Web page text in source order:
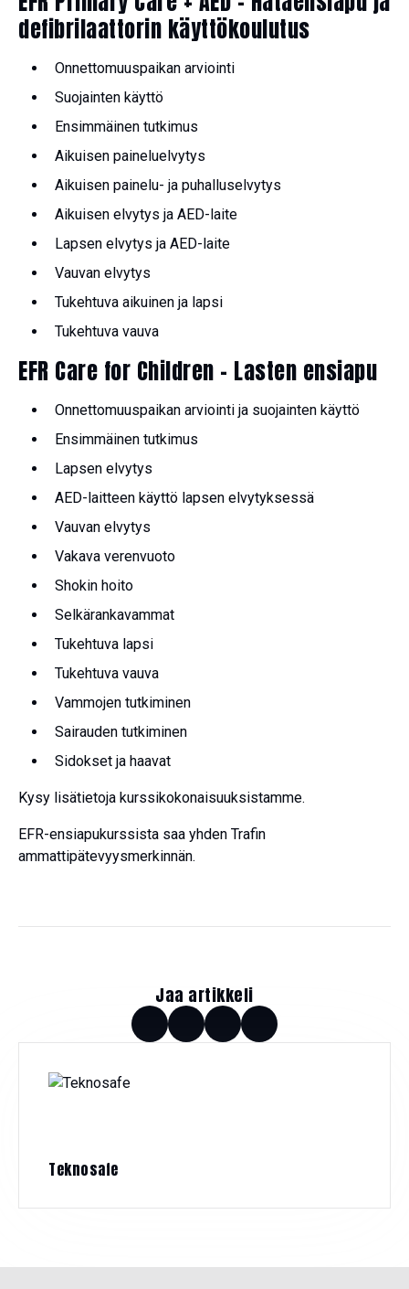
defibrilaattorin käyttökoulutus
Onnettomuuspaikan arviointi
Suojainten käyttö
Ensimmäinen tutkimus
Aikuisen paineluelvytys
Aikuisen painelu- ja puhalluselvytys
Aikuisen elvytys ja AED-laite
Lapsen elvytys ja AED-laite
Vauvan elvytys
Tukehtuva aikuinen ja lapsi
Tukehtuva vauva
EFR Care for Children – Lasten ensiapu
Onnettomuuspaikan arviointi ja suojainten käyttö
Ensimmäinen tutkimus
Lapsen elvytys
AED-laitteen käyttö lapsen elvytyksessä
Vauvan elvytys
Vakava verenvuoto
Shokin hoito
Selkärankavammat
Tukehtuva lapsi
Tukehtuva vauva
Vammojen tutkiminen
Sairauden tutkiminen
Sidokset ja haavat
Kysy lisätietoja kurssikokonaisuuksistamme.
EFR-ensiapukurssista saa yhden Trafin
ammattipätevyysmerkinnän.
Jaa artikkeli
Teknosafe